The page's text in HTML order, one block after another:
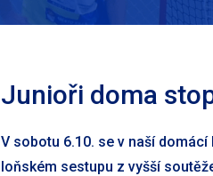
Junioři doma
V sobotu 6.10. se v naší domácí
loňském sestupu z vyšší